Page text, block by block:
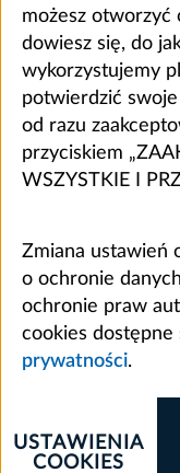
możesz otworzyć
dowiesz się, do
wykorzystujemy
potwierdzić
od razu
przyciskiem
WSZYSTKIE I
Zmiana ustawień
o ochronie
ochronie praw
cookies dostępne
prywatności.
USTAWIENIA
COOKIES